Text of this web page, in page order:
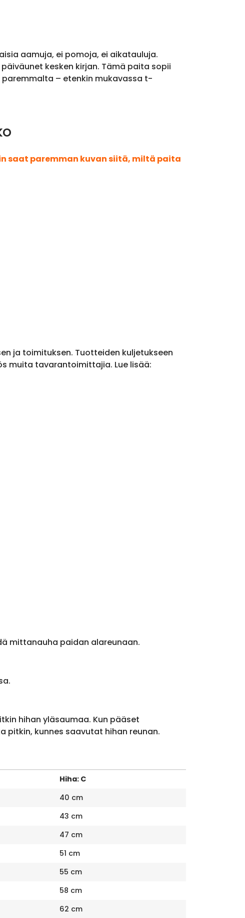
aamuja, ei pomoja, ei aikatauluja.
kesken kirjan. Tämä paita sopii
paremmalta – etenkin mukavassa t-
saat paremman kuvan siitä, miltä paita
ja toimituksen. Tuotteiden kuljetukseen
muita tavarantoimittajia. Lue lisää:
mittanauha paidan alareunaan.
hihan yläsaumaa. Kun pääset
kunnes saavutat hihan reunan.
Hiha: C
40 cm
43 cm
47 cm
51 cm
55 cm
58 cm
62 cm